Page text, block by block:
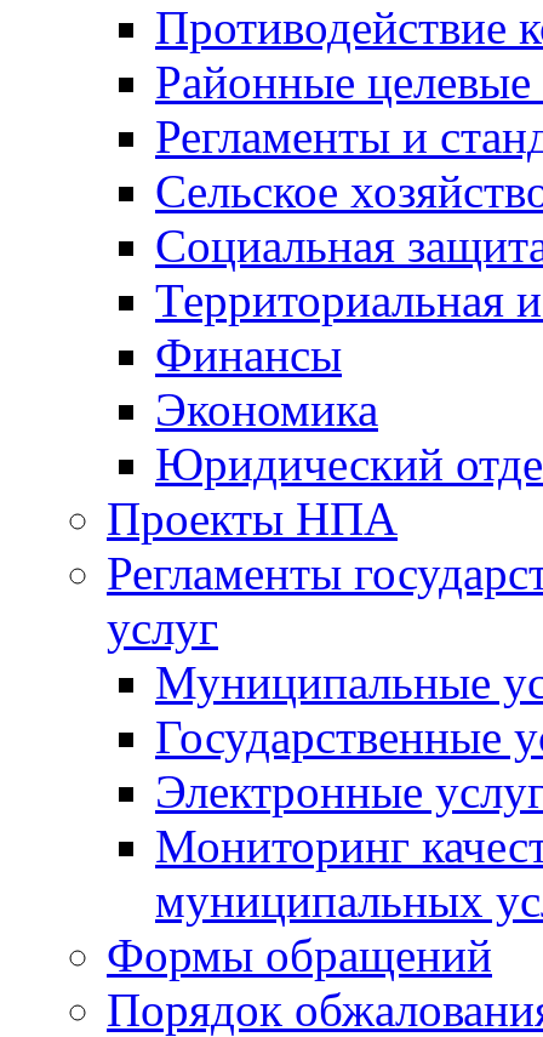
Противодействие
Районные
Регламенты и
Сельское
Социальная
Территориальная
Финансы
Экономика
Юридический
Проекты НПА
Регламенты
услуг
Муниципальные
Государственные
Электронные
Мониторинг
муниципальных
Формы обращений
Порядок